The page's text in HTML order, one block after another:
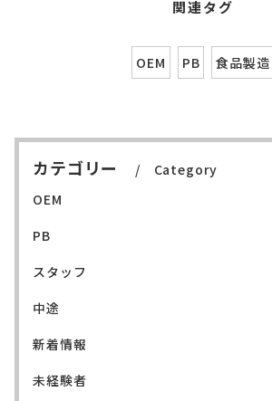
関連タグ
OEM PB 食品製造
カテゴリー
Category
OEM
PB
スタッフ
中途
新着情報
未経験者